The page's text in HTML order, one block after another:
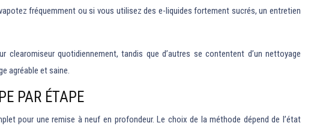
fréquemment ou si vous utilisez des e-liquides fortement sucrés, un entretien
quotidiennement, tandis que d’autres se contentent d’un nettoyage
agréable et saine.
PAR ÉTAPE
pour une remise à neuf en profondeur. Le choix de la méthode dépend de l’état